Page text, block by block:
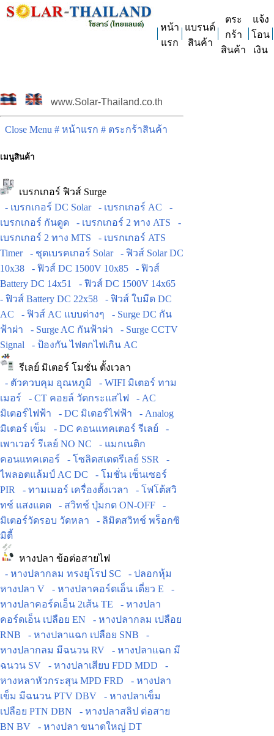
หน้า
แรก
แบรนด์
สินค้า
ตระ
กร้า
สินค้า
แจ้ง
โอน
เงิน
www.Solar-Thailand.co.th
Close Menu # หน้าแรก # ตระกร้าสินค้า
เมนูสินค้า
เบรกเกอร์ ฟิวส์ Surge
- เบรกเกอร์ DC Solar
- เบรกเกอร์ AC
-
เบรกเกอร์ กันดูด
- เบรกเกอร์ 2 ทาง ATS
-
เบรกเกอร์ 2 ทาง MTS
- เบรกเกอร์ ATS
Timer
- ชุดเบรคเกอร์ Solar
- ฟิวส์ Solar DC
10x38
- ฟิวส์ DC 1500V 10x85
- ฟิวส์
Battery DC 14x51
- ฟิวส์ DC 1500V 14x65
- ฟิวส์ Battery DC 22x58
- ฟิวส์ ใบมีด DC
AC
- ฟิวส์ AC แบบต่างๆ
- Surge DC กัน
ฟ้าผ่า
- Surge AC กันฟ้าผ่า
- Surge CCTV
Signal
- ป้องกัน ไฟตกไฟเกิน AC
รีเลย์ มิเตอร์ โมชั่น ตั้งเวลา
- ตัวควบคุม อุณหภูมิ
- WIFI มิเตอร์ ทาม
เมอร์
- CT คอยล์ วัดกระแสไฟ
- AC
มิเตอร์ไฟฟ้า
- DC มิเตอร์ไฟฟ้า
- Analog
มิเตอร์ เข็ม
- DC คอนแทคเตอร์ รีเลย์
-
เพาเวอร์ รีเลย์ NO NC
- แมกเนติก
คอนแทคเตอร์
- โซลิดสเตตรีเลย์ SSR
-
ไพลอตแล้มป์ AC DC
- โมชั่น เซ็นเซอร์
PIR
- ทามเมอร์ เครื่องตั้งเวลา
- โฟโต้สวิ
ทช์ แสงแดด
- สวิทช์ ปุ่มกด ON-OFF
-
มิเตอร์วัดรอบ วัดหลา
- ลิมิตสวิทช์ พร็อกซิ
มิตี้
หางปลา ข้อต่อสายไฟ
- หางปลากลม ทรงยุโรป SC
- ปลอกหุ้ม
หางปลา V
- หางปลาคอร์ดเอ็น เดี่ยว E
-
หางปลาคอร์ดเอ็น 2เส้น TE
- หางปลา
คอร์ดเอ็น เปลือย EN
- หางปลากลม เปลือย
RNB
- หางปลาแฉก เปลือย SNB
-
หางปลากลม มีฉนวน RV
- หางปลาแฉก มี
ฉนวน SV
- หางปลาเสียบ FDD MDD
-
หางหลาหัวกระสุน MPD FRD
- หางปลา
เข็ม มีฉนวน PTV DBV
- หางปลาเข็ม
เปลือย PTN DBN
- หางปลาสลิป ต่อสาย
BN BV
- หางปลา ขนาดใหญ่ DT